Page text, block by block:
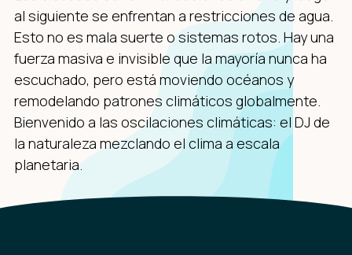
al siguiente se enfrentan a restricciones de agua.
Esto no es mala suerte o sistemas rotos. Hay una
fuerza masiva e invisible que la mayoría nunca ha
escuchado, pero está moviendo océanos y
remodelando patrones climáticos globalmente.
Bienvenido a las oscilaciones climáticas: el DJ de
la naturaleza mezclando el clima a escala
planetaria.